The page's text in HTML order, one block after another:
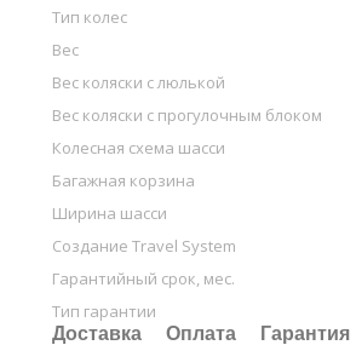
Тип колес
Вес
Вес коляски с люлькой
Вес коляски с прогулочным блоком
Колесная схема шасси
Багажная корзина
Ширина шасси
Создание Travel System
Гарантийный срок, мес.
Тип гарантии
Доставка Оплата Гарантия